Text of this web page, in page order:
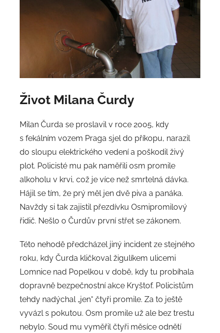
Život Milana Čurdy
Milan Čurda se proslavil v roce 2005, kdy
s fekálním vozem Praga sjel do příkopu, narazil
do sloupu elektrického vedení a poškodil živý
plot. Policisté mu pak naměřili osm promile
alkoholu v krvi, což je více než smrtelná dávka.
Hájil se tím, že prý měl jen dvě piva a panáka.
Navždy si tak zajistil přezdívku Osmipromilový
řidič. Nešlo o Čurdův první střet se zákonem.
Této nehodě předcházel jiný incident ze stejného
roku, kdy Čurda kličkoval žigulíkem ulicemi
Lomnice nad Popelkou v době, kdy tu probíhala
dopravně bezpečnostní akce Kryštof. Policistům
tehdy nadýchal „jen“ čtyři promile. Za to ještě
vyvázl s pokutou. Osm promile už ale bez trestu
nebylo. Soud mu vyměřil čtyři měsíce odnětí